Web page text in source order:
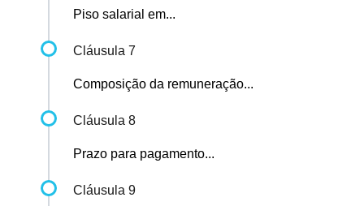
Piso salarial em...
Cláusula 7
Composição da remuneração...
Cláusula 8
Prazo para pagamento...
Cláusula 9